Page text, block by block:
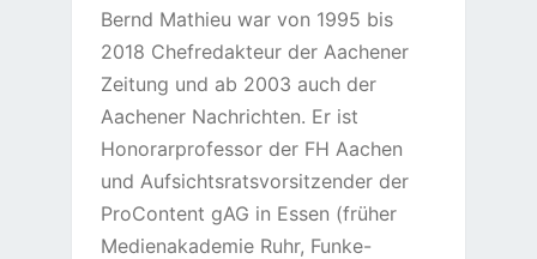
Bernd Mathieu war von 1995 bis
2018 Chefredakteur der Aachener
Zeitung und ab 2003 auch der
Aachener Nachrichten. Er ist
Honorarprofessor der FH Aachen
und Aufsichtsratsvorsitzender der
ProContent gAG in Essen (früher
Medienakademie Ruhr, Funke-